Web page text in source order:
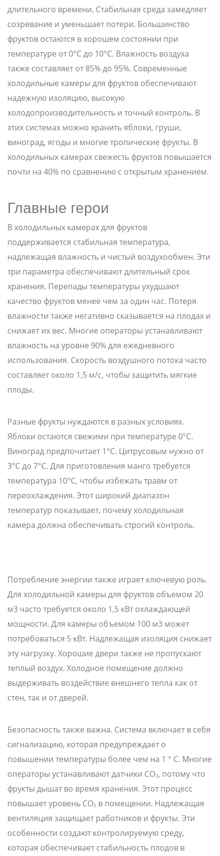
длительного времени. Стабильная среда замедляет
созревание и уменьшает потери. Большинство
фруктов остаются в хорошем состоянии при
температуре от 0°C до 10°C. Влажность воздуха
также составляет от 85% до 95%. Современные
холодильные камеры для фруктов обеспечивают
надежную изоляцию, высокую
холодопроизводительность и точный контроль. В
этих системах можно хранить яблоки, груши,
виноград, ягоды и многие тропические фрукты. В
холодильных камерах свежесть фруктов повышается
почти на 40% по сравнению с открытым хранением.
Главные герои
В холодильных камерах для фруктов
поддерживается стабильная температура,
надлежащая влажность и чистый воздухообмен. Эти
три параметра обеспечивают длительный срок
хранения. Перепады температуры ухудшают
качество фруктов менее чем за один час. Потеря
влажности также негативно сказывается на плодах и
снижает их вес. Многие операторы устанавливают
влажность на уровне 90% для ежедневного
использования. Скорость воздушного потока часто
составляет около 1,5 м/с, чтобы защитить мягкие
плоды.
Разные фрукты нуждаются в разных условиях.
Яблоки остаются свежими при температуре 0°C.
Виноград предпочитает 1°C. Цитрусовым нужно от
3°C до 7°C. Для приготовления манго требуется
температура 10°C, чтобы избежать травм от
переохлаждения. Этот широкий диапазон
температур показывает, почему холодильная
камера должна обеспечивать строгий контроль.
Потребление энергии также играет ключевую роль.
Для холодильной камеры для фруктов объемом 20
м3 часто требуется около 1,5 кВт охлаждающей
мощности. Для камеры объемом 100 м3 может
потребоваться 5 кВт. Надлежащая изоляция снижает
эту нагрузку. Хорошие двери также не пропускают
теплый воздух. Холодное помещение должно
выдерживать воздействие внешнего тепла как от
стен, так и от дверей.
Безопасность также важна. Система включает в себя
сигнализацию, которая предупреждает о
повышении температуры более чем на 1 ° C. Многие
операторы устанавливают датчики CO₂, потому что
фрукты дышат во время хранения. Этот процесс
повышает уровень CO₂ в помещении. Надлежащая
вентиляция защищает работников и фрукты. Эти
особенности создают контролируемую среду,
которая обеспечивает стабильность плодов в